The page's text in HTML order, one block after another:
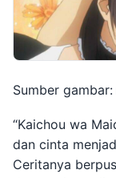
Sumber
“Kaichou wa
dan cinta
Ceritanya